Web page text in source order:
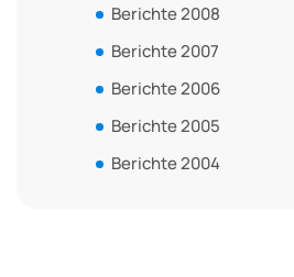
Berichte 2008
Berichte 2007
Berichte 2006
Berichte 2005
Berichte 2004